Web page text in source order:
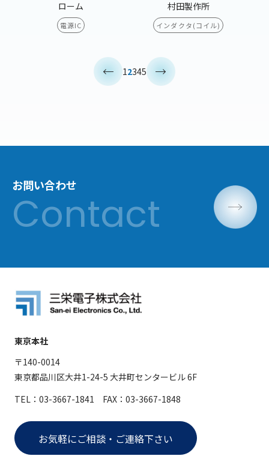
ローム
電源IC
村田製作所
インダクタ(コイル)
12345
お問い合わせ
東京本社
〒140-0014
東京都品川区大井1-24-5 大井町センタービル 6F
TEL：03-3667-1841 FAX：03-3667-1848
お気軽にご相談・ご連絡下さい